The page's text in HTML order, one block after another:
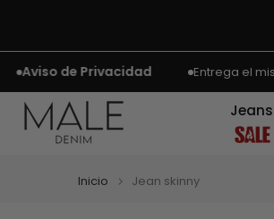
Ir
al
contenido
de Privacidad Entrega el mismo
Jeans
Inicio Jean skinny